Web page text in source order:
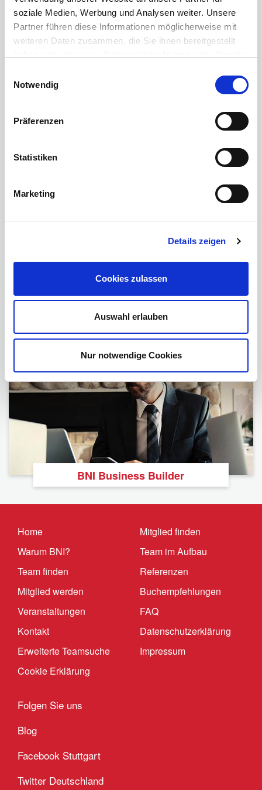
soziale Medien, Werbung und Analysen weiter. Unsere
Partner führen diese Informationen möglicherweise mit
weiteren Daten zusammen, die Sie ihnen bereitgestellt
Notwendig
Präferenzen
Statistiken
Marketing
Details zeigen
Cookies zulassen
Auswahl erlauben
Nur notwendige Cookies
BNI
Foundation
BNI Business Builder
Home
Warum BNI?
Team finden
Mitglied werden
Veranstaltungen
Kontakt
Erweiterte Teamsuche
Mitglied finden
Team im Aufbau
Referenzen
Buchempfehlungen
FAQ
Datenschutzerklärung